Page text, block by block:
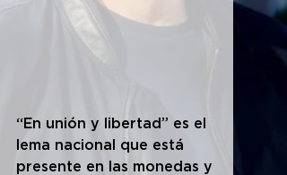
“En unión y libertad” es el
lema nacional que está
presente en las monedas y